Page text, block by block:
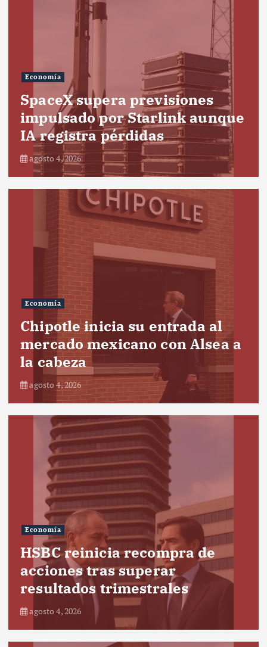
Economía
SpaceX supera previsiones
impulsado por Starlink aunque
IA registra pérdidas
agosto 4, 2026
Economía
Chipotle inicia su entrada al
mercado mexicano con Alsea a
la cabeza
agosto 4, 2026
Economía
HSBC reinicia recompra de
acciones tras superar
resultados trimestrales
agosto 4, 2026